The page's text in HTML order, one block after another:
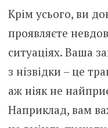
Крім усього, ви
проявляєте
ситуаціях. Ваша
з нізвідки – це
аж ніяк не
Наприклад, вам